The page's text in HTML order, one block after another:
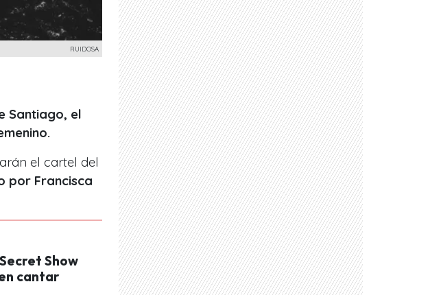
RUIDOSA
Santiago, el
el cartel del
por Francisca
Show
cantar